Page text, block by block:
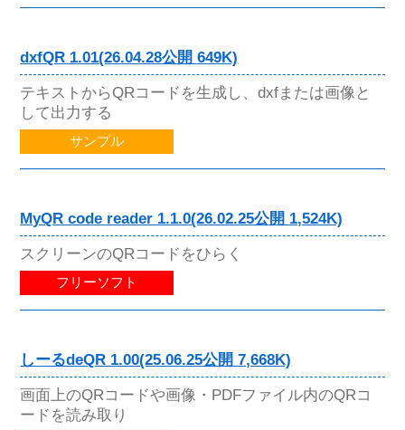
dxfQR 1.01(26.04.28公開 649K)
テキストからQRコードを生成し、dxfまたは画像と
して出力する
サンプル
MyQR code reader 1.1.0(26.02.25公開 1,524K)
スクリーンのQRコードをひらく
フリーソフト
しーるdeQR 1.00(25.06.25公開 7,668K)
画面上のQRコードや画像・PDFファイル内のQRコ
ードを読み取り